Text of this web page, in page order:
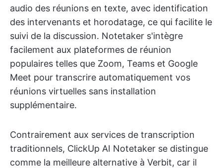
audio des réunions en texte, avec identification
des intervenants et horodatage, ce qui facilite le
suivi de la discussion. Notetaker s'intègre
facilement aux plateformes de réunion
populaires telles que Zoom, Teams et Google
Meet pour transcrire automatiquement vos
réunions virtuelles sans installation
supplémentaire.
Contrairement aux services de transcription
traditionnels, ClickUp AI Notetaker se distingue
comme la meilleure alternative à Verbit, car il